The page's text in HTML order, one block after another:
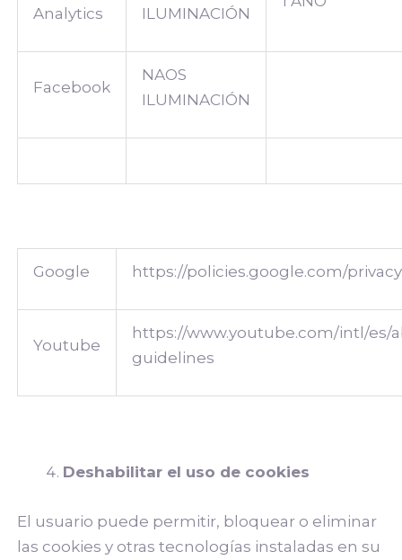
Analytics ILUMINACIÓN
Facebook
NAOS
ILUMINACIÓN
Google https://policies.google.com/privacy
Youtube
https://www.youtube.com/intl/
guidelines
Deshabilitar el uso de cookies
El usuario puede permitir, bloquear o eliminar
las cookies y otras tecnologías instaladas en su